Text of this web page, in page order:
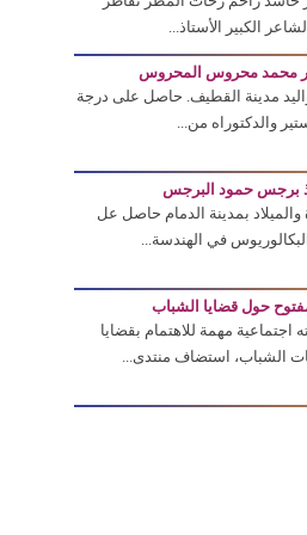
الكبير الأستاذ...
محمد محروس المحروس
مدينة القطيف. حاصل على درجة
والدكتوراه من...
برجس حمود البرجس
والميلاد بمدينة الدمام حاصل عل
في الهندسة...
حول قضايا الشباب
اجتماعية مهمة للاهتمام بقضايا
الشباب، استضاف منتدى...